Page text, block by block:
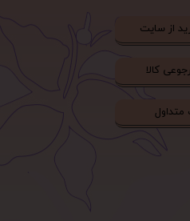
از سایت
کالا
متداول